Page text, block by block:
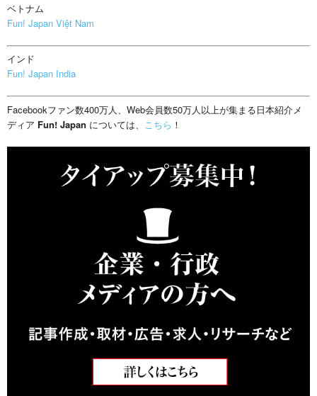
ベトナム
Fun! Japan Việt Nam
インド
Fun! Japan India
Facebookファン数400万人、Web会員数50万人以上が集まる日本紹介メ
ディア Fun! Japan については、 こちら ！